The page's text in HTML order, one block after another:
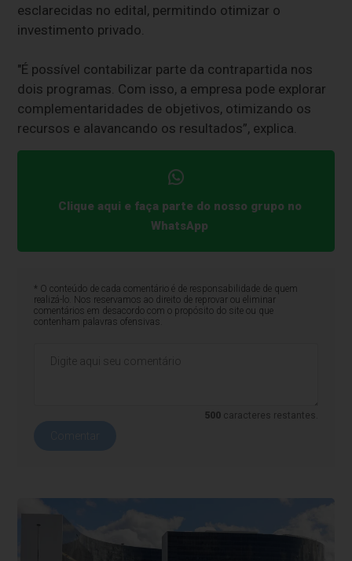
esclarecidas no edital, permitindo otimizar o
investimento privado.
"É possível contabilizar parte da contrapartida nos
dois programas. Com isso, a empresa pode explorar
complementaridades de objetivos, otimizando os
recursos e alavancando os resultados”, explica.
Clique aqui e faça parte do nosso grupo no
WhatsApp
* O conteúdo de cada comentário é de responsabilidade de quem
realizá-lo. Nos reservamos ao direito de reprovar ou eliminar
comentários em desacordo com o propósito do site ou que
contenham palavras ofensivas.
500 caracteres restantes.